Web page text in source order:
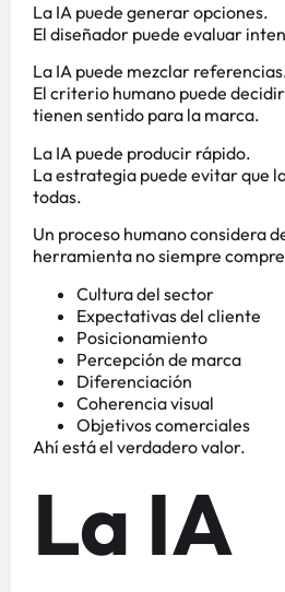
La IA puede generar opciones.
El diseñador puede evaluar
La IA puede mezclar
El criterio humano puede
tienen sentido para la marca.
La IA puede producir rápido.
La estrategia puede evitar que
todas.
Un proceso humano considera
herramienta no siempre
Cultura del sector
Expectativas del cliente
Posicionamiento
Percepción de marca
Diferenciación
Coherencia visual
Objetivos comerciales
Ahí está el verdadero valor.
La IA